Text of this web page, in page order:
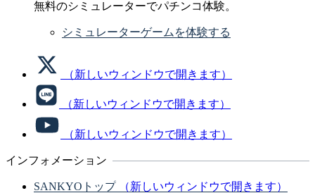
無料のシミュレーターでパチンコ体験。
シミュレーターゲームを体験する
（新しいウィンドウで開きます）
（新しいウィンドウで開きます）
（新しいウィンドウで開きます）
インフォメーション
SANKYOトップ
（新しいウィンドウで開きます）